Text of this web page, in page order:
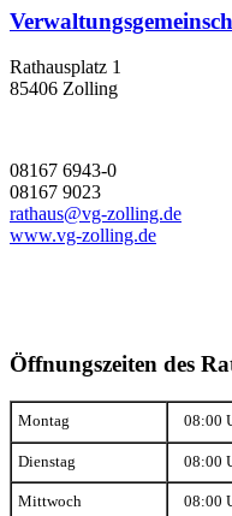
Rathausplatz 1
85406 Zolling
08167 6943-0
08167 9023
rathaus@vg-zolling.de
www.vg-zolling.de
Öffnungszeiten des
Montag 08:00
Dienstag 08:00
Mittwoch 08:00